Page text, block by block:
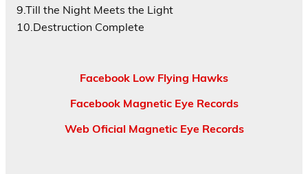
9.Till the Night Meets the Light
10.Destruction Complete
Facebook Low Flying Hawks
Facebook Magnetic Eye Records
Web Oficial Magnetic Eye Records